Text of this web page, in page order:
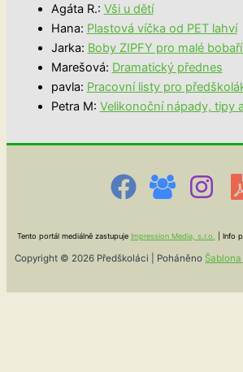
Agáta R.: Vši u dětí
Hana: Plastová víčka od PET lahví
Jarka: Boby ZIPFY pro malé
Marešová: Dramatický přednes
pavla: Pracovní listy pro
Petra M: Velikonoční nápady, tipy
Tento portál mediálně zastupuje Impression Media, s.r.o. | Info
Copyright © 2026 Předškoláci | Poháněno